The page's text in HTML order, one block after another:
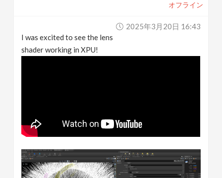
オフライン
2025年3月20日 16:43
I was excited to see the lens
shader working in XPU!